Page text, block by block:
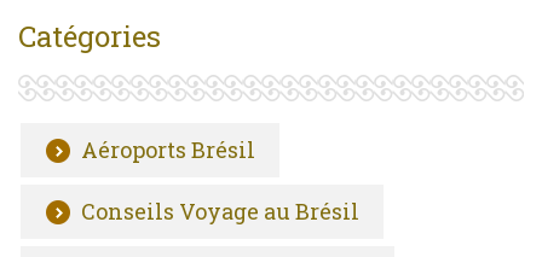
Catégories
Aéroports Brésil
Conseils Voyage au Brésil